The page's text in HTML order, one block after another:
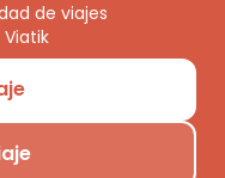
de viajes